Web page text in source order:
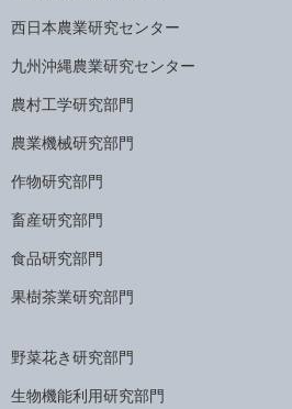
西日本農業研究センター
九州沖縄農業研究センター
農村工学研究部門
農業機械研究部門
作物研究部門
畜産研究部門
食品研究部門
果樹茶業研究部門
野菜花き研究部門
生物機能利用研究部門